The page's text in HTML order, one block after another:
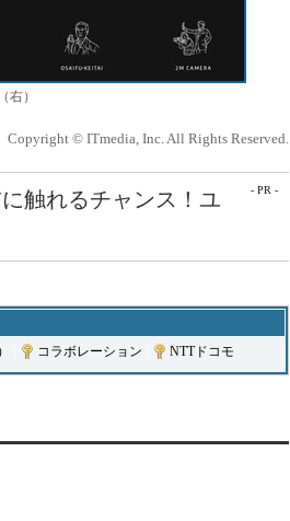
）
Copyright © ITmedia, Inc. All Rights Reserved.
- PR -
触れるチャンス！ユ
コラボレーション NTTドコモ